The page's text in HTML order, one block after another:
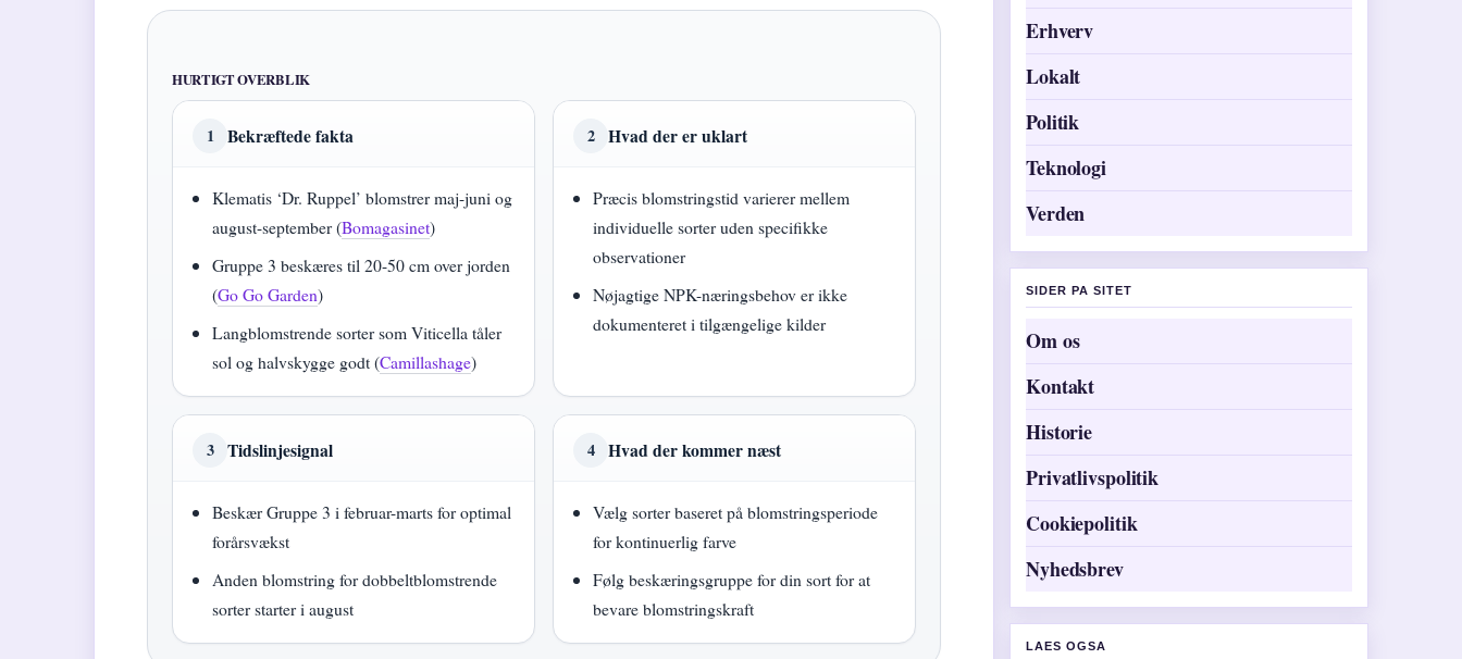
HURTIGT OVERBLIK
1 Bekræftede fakta
Klematis ‘Dr. Ruppel’ blomstrer maj-juni og
august-september (Bomagasinet)
Gruppe 3 beskæres til 20-50 cm over jorden
(Go Go Garden)
Langblomstrende sorter som Viticella tåler
sol og halvskygge godt (Camillashage)
2 Hvad der er uklart
Præcis blomstringstid varierer mellem
individuelle sorter uden specifikke
observationer
Nøjagtige NPK-næringsbehov er ikke
dokumenteret i tilgængelige kilder
3 Tidslinjesignal
Beskær Gruppe 3 i februar-marts for optimal
forårsvækst
Anden blomstring for dobbeltblomstrende
sorter starter i august
4 Hvad der kommer næst
Vælg sorter baseret på blomstringsperiode
for kontinuerlig farve
Følg beskæringsgruppe for din sort for at
bevare blomstringskraft
Erhverv
Lokalt
Politik
Teknologi
Verden
SIDER PA SITET
Om os
Kontakt
Historie
Privatlivspolitik
Cookiepolitik
Nyhedsbrev
LAES OGSA